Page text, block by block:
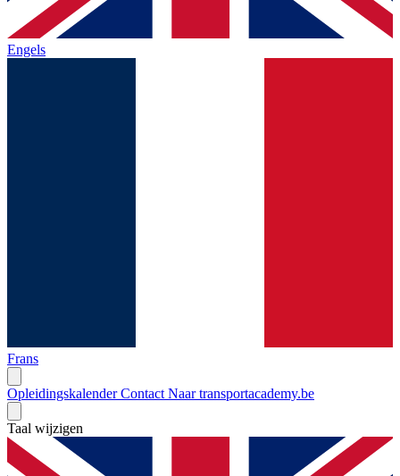
Engels
Frans
OpleidingskalenderContact Naar transportacademy.be
Taal wijzigen